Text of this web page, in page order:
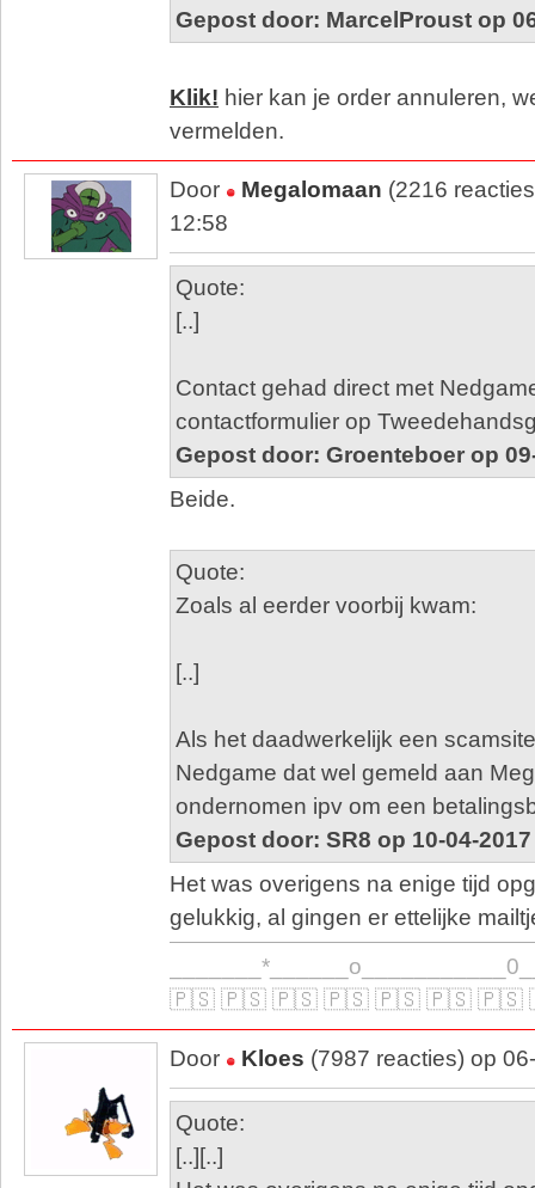
Gepost door: MarcelProust op
Klik! hier kan je order annuleren,
vermelden.
Door Megalomaan (2216
12:58
Quote:
[..]
Contact gehad direct met
contactformulier op
Gepost door: Groenteboer op
Beide.
Quote:
Zoals al eerder voorbij kwam:
[..]
Als het daadwerkelijk een
Nedgame dat wel gemeld aan
ondernomen ipv om een
Gepost door: SR8 op 10-04-2017
Het was overigens na enige tijd
gelukkig, al gingen er ettelijke
🇵🇸 🇵🇸 🇵🇸 🇵🇸 🇵🇸 🇵🇸 🇵🇸
Door Kloes (7987 reacties) op
Quote:
[..][..]